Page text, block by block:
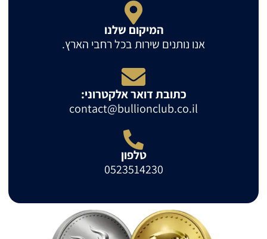
המיקום שלנו
אנו נותנים שירות בכל רחבי הארץ.
כתובת דואר אלקטרוני:
contact@bullionclub.co.il
טלפון
0523514230